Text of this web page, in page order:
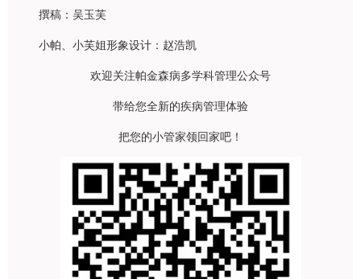
撰稿： 吴玉芙
小帕、小芙姐形象设计：赵浩凯
欢迎关注帕金森病多学科管理公众号
带给您全新的疾病管理体验
把您的小管家领回家吧！